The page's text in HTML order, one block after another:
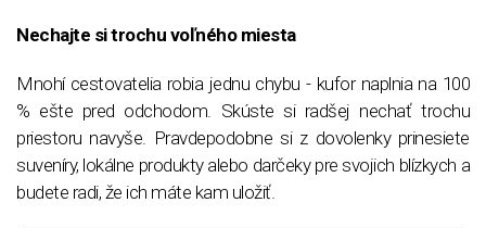
Nechajte si trochu voľného miesta
Mnohí cestovatelia robia jednu chybu - kufor naplnia na 100
% ešte pred odchodom. Skúste si radšej nechať trochu
priestoru navyše. Pravdepodobne si z dovolenky prinesiete
suveníry, lokálne produkty alebo darčeky pre svojich blízkych a
budete radi, že ich máte kam uložiť.